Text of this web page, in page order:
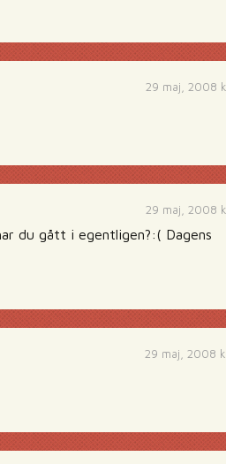
29 maj, 2008
29 maj, 2008
du gått i egentligen?:( Dagens
29 maj, 2008